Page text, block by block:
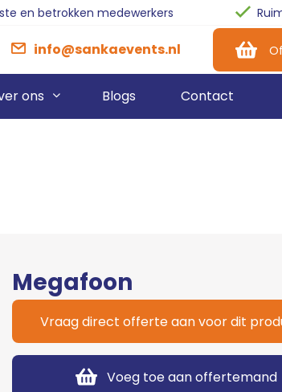
en betrokken medewerkers
info@sankaevents.nl
Italiaans Schepijs
Popcorn
Suikerspin
Servies
ons Blogs Contact
Megafoon
Vraag direct offerte aan voor dit
Voeg toe aan offertemand